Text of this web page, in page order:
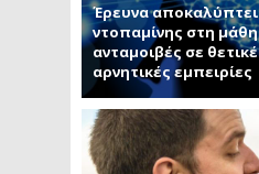
Έρευνα
ντοπαμίνης στη
ανταμοιβές σε
αρνητικές εμπειρίες